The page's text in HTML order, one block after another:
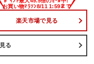
楽天市場で見る
る